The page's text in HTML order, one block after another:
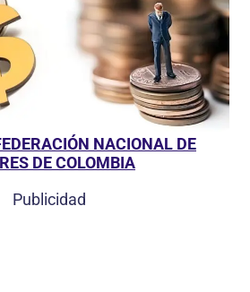
NACIONAL DE
DE COLOMBIA
Publicidad